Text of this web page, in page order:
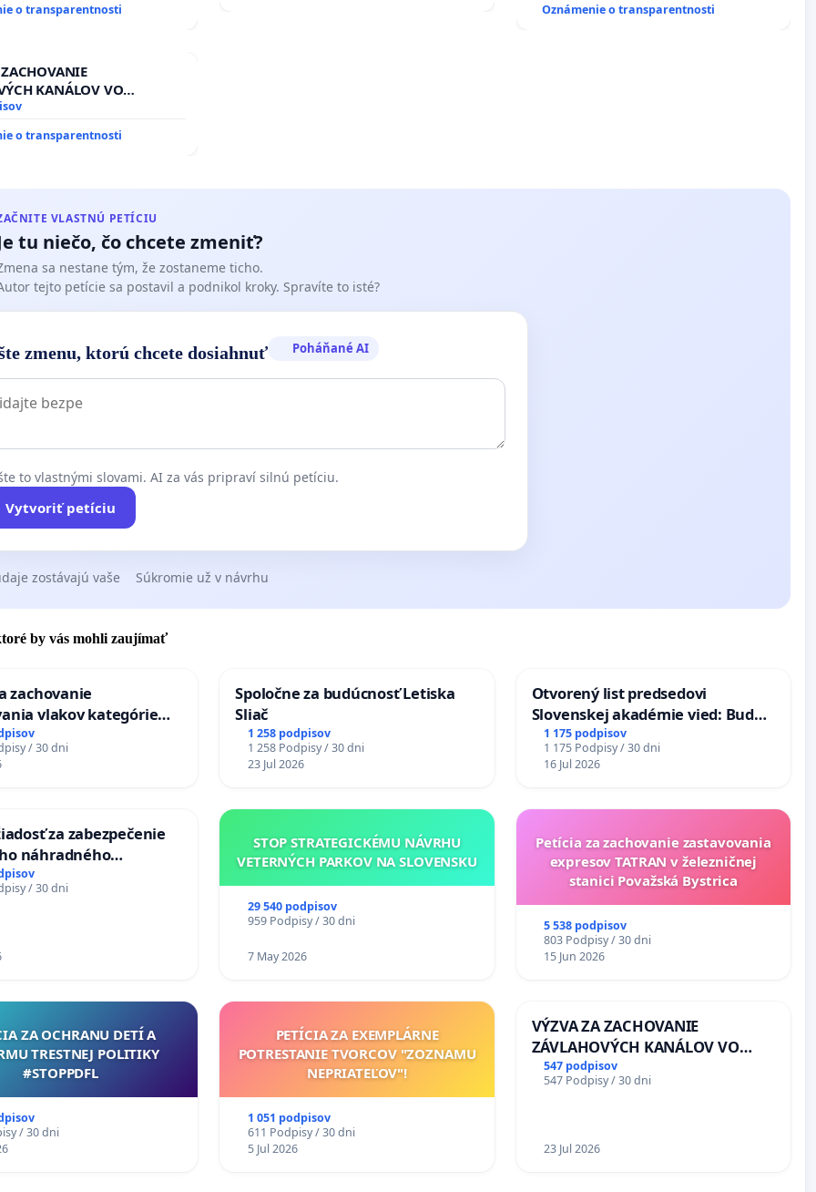
8.00 – 18.00 HOD. A
o transparentnosti
Oznámenie o transparentnosti
KANÁLOV VO
VLASTNÍCTVE A POD
na riešenie zanedbaného
o transparentnosti
VLASTNÚ PETÍCIU
tu niečo, čo chcete zmeniť?
sa nestane tým, že zostaneme ticho.
tejto petície sa postavil a podnikol kroky. Spravíte to isté?
zmenu, ktorú chcete dosiahnuť Poháňané AI
to vlastnými slovami. AI za vás pripraví silnú petíciu.
Vytvoriť petíciu
zostávajú vaše Súkromie už v návrhu
by vás mohli zaujímať
zachovanie
vlakov kategórie
TATRAN v železničnej
/ 30 dni
Spoločne za budúcnosť Letiska
Sliač
1 258 podpisov
1 258 Podpisy / 30 dni
23 Jul 2026
Otvorený list predsedovi
Slovenskej akadémie vied: Bude
mať Vízia Slovenska 2040 mravnú
chrbticu?
1 175 podpisov
1 175 Podpisy / 30 dni
16 Jul 2026
za zabezpečenie
náhradného
Váhu počas úplnej
mosta v
/ 30 dni
STOP STRATEGICKÉMU NÁVRHU
VETERNÝCH PARKOV NA SLOVENSKU
29 540 podpisov
959 Podpisy / 30 dni
7 May 2026
Petícia za zachovanie zastavovania
expresov TATRAN v železničnej
stanici Považská Bystrica
5 538 podpisov
803 Podpisy / 30 dni
15 Jun 2026
ZA OCHRANU DETÍ A
TRESTNEJ POLITIKY
#STOPPDFL
/ 30 dni
PETÍCIA ZA EXEMPLÁRNE
POTRESTANIE TVORCOV "ZOZNAMU
NEPRIATEĽOV"!
1 051 podpisov
611 Podpisy / 30 dni
5 Jul 2026
VÝZVA ZA ZACHOVANIE
ZÁVLAHOVÝCH KANÁLOV VO
VÝLUČNOM VLASTNÍCTVE A POD
KONTROLOU SLOVENSKEJ
a odvodňovacích kanálov na
547 podpisov
547 Podpisy / 30 dni
23 Jul 2026